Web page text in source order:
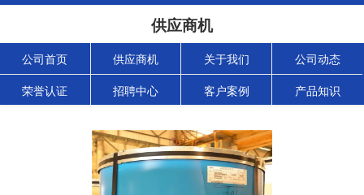
供应商机
公司首页 供应商机 关于我们 公司动态
荣誉认证 招聘中心 客户案例 产品知识